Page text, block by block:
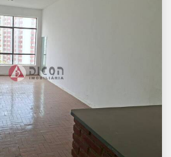
BELA VISTA, SÃO PAULO
Venda